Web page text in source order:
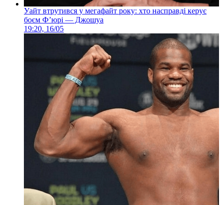
Уайт втрутився у мегафайт року: хто насправді керує
боєм Ф’юрі — Джошуа
19:20, 16/05